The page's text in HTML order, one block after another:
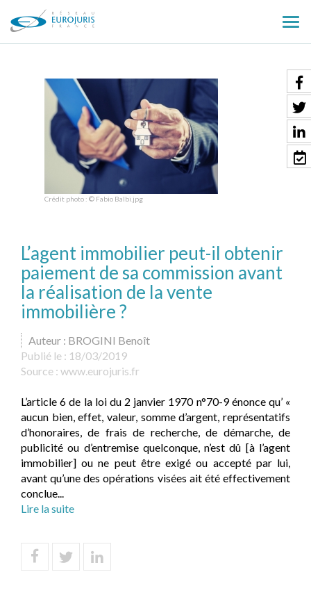
le
Crédit photo : © Fabio Balbi.jpg
L’agent immobilier peut-il obtenir
paiement de sa commission avant
la réalisation de la vente
immobilière ?
Auteur : BROGINI Benoît
Publié le : 18/03/2019
Source : www.eurojuris.fr
L’article 6 de la loi du 2 janvier 1970 n°70-9 énonce qu’ «
aucun bien, effet, valeur, somme d’argent, représentatifs
d’honoraires, de frais de recherche, de démarche, de
publicité ou d’entremise quelconque, n’est dû [à l’agent
immobilier] ou ne peut être exigé ou accepté par lui,
avant qu’une des opérations visées ait été effectivement
conclue...
Lire la suite